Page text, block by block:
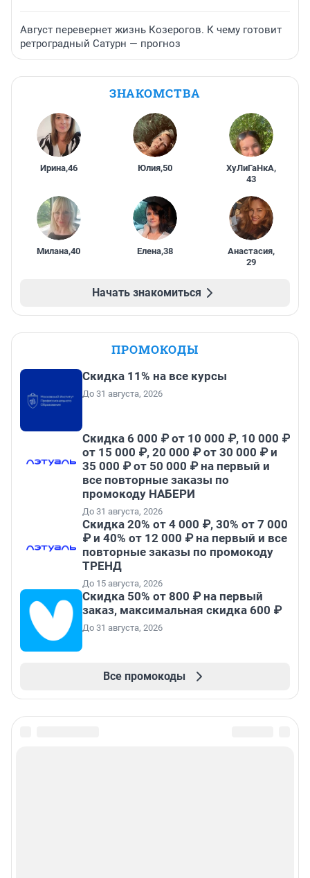
Август перевернет жизнь Козерогов. К чему готовит
ретроградный Сатурн — прогноз
ЗНАКОМСТВА
Ирина,46 Юлия,50 ХуЛиГаНкА,
43
Милана,40 Елена,38 Анастасия,
29
Начать знакомиться
ПРОМОКОДЫ
Скидка 11% на все курсы
До 31 августа, 2026
Скидка 6 000 ₽ от 10 000 ₽, 10 000 ₽
от 15 000 ₽, 20 000 ₽ от 30 000 ₽ и
35 000 ₽ от 50 000 ₽ на первый и
все повторные заказы по
промокоду НАБЕРИ
До 31 августа, 2026
Скидка 20% от 4 000 ₽, 30% от 7 000
₽ и 40% от 12 000 ₽ на первый и все
повторные заказы по промокоду
ТРЕНД
До 15 августа, 2026
Скидка 50% от 800 ₽ на первый
заказ, максимальная скидка 600 ₽
До 31 августа, 2026
Все промокоды